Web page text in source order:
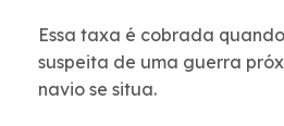
Essa taxa é cobrada
suspeita de uma guerra
navio se situa.